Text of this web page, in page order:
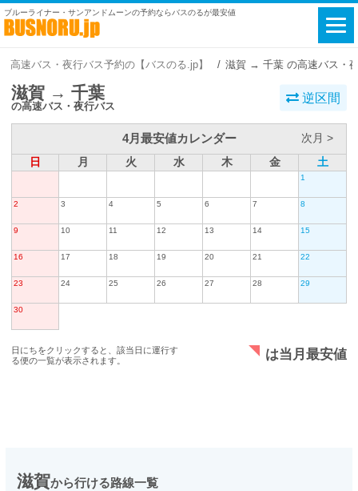
ブルーライナー・サンアンドムーンの予約ならバスのるが最安値
高速バス・夜行バス予約の【バスのる.jp】 滋賀 → 千葉 の高速バス・
滋賀 → 千葉
の高速バス・夜行バス
逆区間
4月最安値カレンダー
次月 >
日
月 火 水 木 金 土
1
2 3 4 5 6 7 8
9 10 11 12 13 14 15
16 17 18 19 20 21 22
23 24 25 26 27 28 29
30
日にちをクリックすると、該当日に運行す
る便の一覧が表示されます。
は当月最安値
滋賀から行ける路線一覧